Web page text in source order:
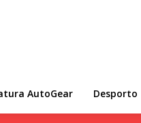
AutoGear